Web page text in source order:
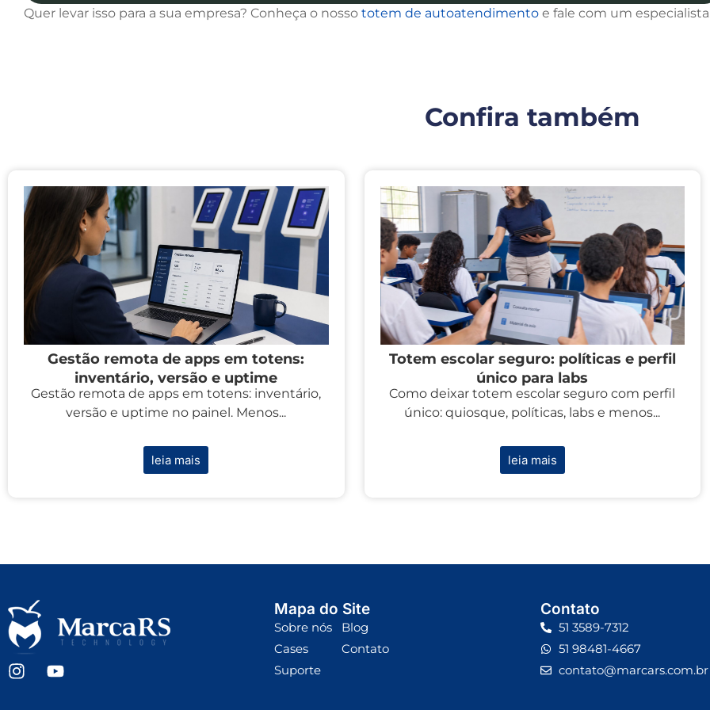
Quer levar isso para a sua empresa? Conheça o nosso totem de autoatendimento e fale com um
Confira também
Gestão remota de apps em totens:
inventário, versão e uptime
Gestão remota de apps em totens: inventário,
versão e uptime no painel. Menos...
leia mais
Totem escolar seguro: políticas e perfil
único para labs
Como deixar totem escolar seguro com perfil
único: quiosque, políticas, labs e menos...
leia mais
Mapa do Site
Sobre nós
Cases
Suporte
Blog
Contato
Contato
51 3589-7312
51 98481-4667
contato@marcars.com.br